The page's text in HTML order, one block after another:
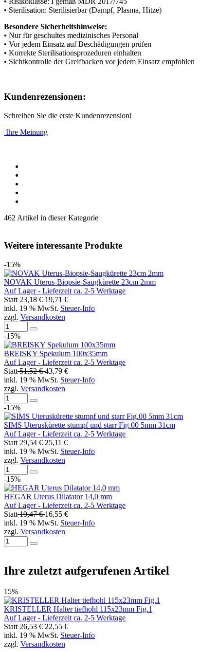
• Sterilisation: Sterilisierbar (Dampf, Plasma, Hitze)
Besondere Sicherheitshinweise:
• Nur für geschultes medizinisches Personal
• Vor jedem Einsatz auf Beschädigungen prüfen
• Korrekte Sterilisationsprozeduren einhalten
• Sichtkontrolle der Greifbacken vor jedem Einsatz empfohlen
Kundenrezensionen:
Schreiben Sie die erste Kundenrezension!
Ihre Meinung
462 Artikel in dieser Kategorie
Weitere interessante Produkte
-15%
NOVAK Uterus-Biopsie-Saugkürette 23cm 2mm
Auf Lager - Lieferzeit ca. 2-5 Werktage
Statt23,18 €19,71 €
inkl. 19 % MwSt. Steuer-Info
zzgl. Versandkosten
-15%
BREISKY Spekulum 100x35mm
Auf Lager - Lieferzeit ca. 2-5 Werktage
Statt51,52 €43,79 €
inkl. 19 % MwSt. Steuer-Info
zzgl. Versandkosten
-15%
SIMS Uteruskürette stumpf und starr Fig.00 5mm 31cm
Auf Lager - Lieferzeit ca. 2-5 Werktage
Statt29,54 €25,11 €
inkl. 19 % MwSt. Steuer-Info
zzgl. Versandkosten
-15%
HEGAR Uterus Dilatator 14,0 mm
Auf Lager - Lieferzeit ca. 2-5 Werktage
Statt19,47 €16,55 €
inkl. 19 % MwSt. Steuer-Info
zzgl. Versandkosten
Ihre zuletzt aufgerufenen Artikel
15%
KRISTELLER Halter tiefhohl 115x23mm Fig.1
Auf Lager - Lieferzeit ca. 2-5 Werktage
Statt26,53 €22,55 €
inkl. 19 % MwSt. Steuer-Info
zzgl. Versandkosten